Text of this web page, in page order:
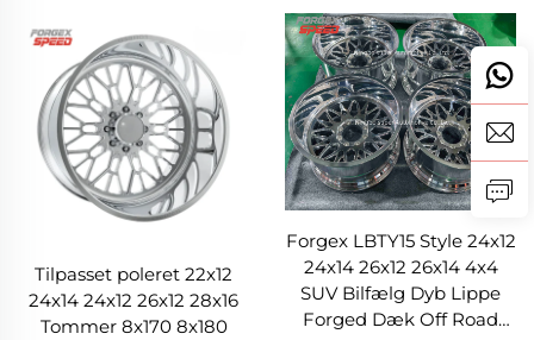
G20 F32 G22 M3 M4
S13 R32
Tilpasset poleret 22x12
24x14 24x12 26x12 28x16
Tommer 8x170 8x180
Forgex LBTY15 Style 24x12
24x14 26x12 26x14 4x4
SUV Bilfælg Dyb Lippe
Forged Dæk Off Road